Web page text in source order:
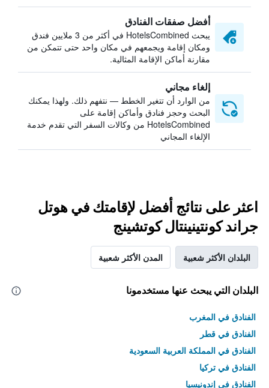
أفضل صفقات الفنادق
يبحث HotelsCombined في أكثر من 3 ملايين فندق
ومكان إقامة ويجمعهم في مكان واحد حتى تتمكن من
مقارنة أماكن الإقامة المثالية.
إلغاء مجاني
من الوارد أن تتغير الخطط — نتفهم ذلك. ولهذا يمكنك
البحث وحجز فنادق وأماكن إقامة على
HotelsCombined من وكالات السفر التي تقدم خدمة
الإلغاء المجاني
اعثر على نتائج أفضل لإقامتك في هوتل
جراند كونتينينتال كوتشينج
البلدان الأكثر شعبية المدن الأكثر شعبية
البلدان التي يبحث عنها مستخدمونا
الفنادق في المغرب
الفنادق في قطر
الفنادق في المملكة العربية السعودية
الفنادق في تركيا
الفنادق في إندونيسيا